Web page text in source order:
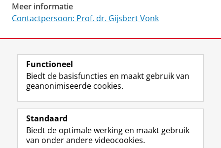
Meer informatie
Contactpersoon: Prof. dr. Gijsbert Vonk
View this page in:
Volg de RUG
F
a
e
b
L
i
k
e
R
S
-
f
I
n
t
Y
o
T
Studiekiezers
Functioneel
Biedt de basisfuncties en maakt gebruik van
geanonimiseerde cookies.
Standaard
Biedt de optimale werking en maakt gebruik
van onder andere videocookies.